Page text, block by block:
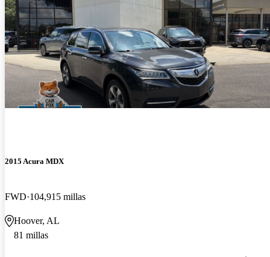
2015 Acura MDX
FWD 104,915 millas
Hoover, AL
81 millas